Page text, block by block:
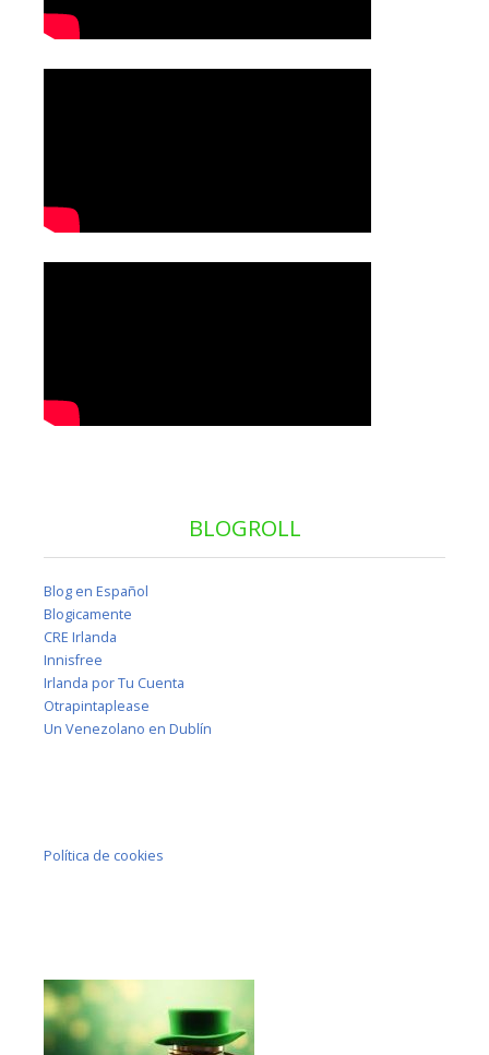
BLOGROLL
Blog en Español
Blogicamente
CRE Irlanda
Innisfree
Irlanda por Tu Cuenta
Otrapintaplease
Un Venezolano en Dublín
Política de cookies